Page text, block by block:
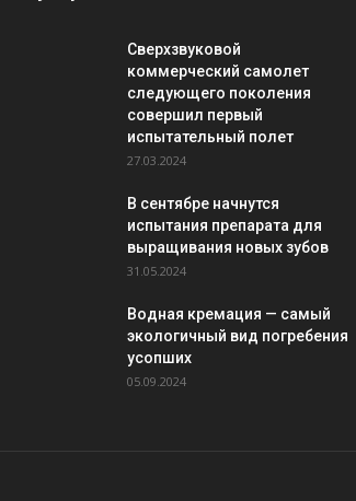
Сверхзвуковой
коммерческий самолет
следующего поколения
совершил первый
испытательный полет
27.03.2024
В сентябре начнутся
испытания препарата для
выращивания новых зубов
31.05.2024
Водная кремация — самый
экологичный вид погребения
усопших
05.09.2024